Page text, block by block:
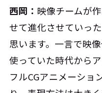
西岡： 映像チームが
せて進化させていっ
思います。一言で映
使っていた時代から
フルCGアニメーショ